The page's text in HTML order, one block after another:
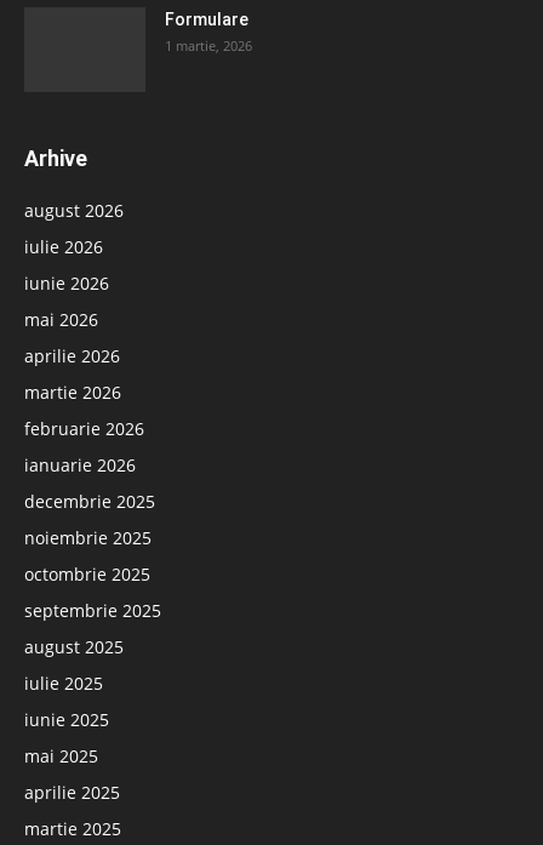
Formulare
1 martie, 2026
Arhive
august 2026
iulie 2026
iunie 2026
mai 2026
aprilie 2026
martie 2026
februarie 2026
ianuarie 2026
decembrie 2025
noiembrie 2025
octombrie 2025
septembrie 2025
august 2025
iulie 2025
iunie 2025
mai 2025
aprilie 2025
martie 2025